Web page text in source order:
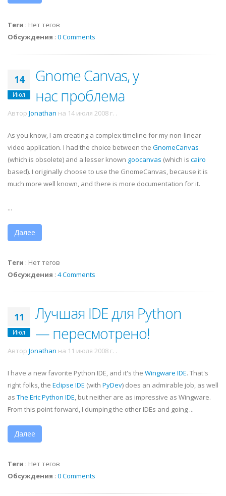
Теги : Нет тегов
Обсуждения : 0 Comments
14
Июл
Gnome Canvas, у
нас проблема
Автор Jonathan на 14 июля 2008 г. .
As you know, I am creating a complex timeline for my non-linear
video application. I had the choice between the GnomeCanvas
(which is obsolete) and a lesser known goocanvas (which is cairo
based). I originally choose to use the GnomeCanvas, because it is
much more well known, and there is more documentation for it.
...
Далее
Теги : Нет тегов
Обсуждения : 4 Comments
11
Июл
Лучшая IDE для Python
— пересмотрено!
Автор Jonathan на 11 июля 2008 г. .
I have a new favorite Python IDE, and it's the Wingware IDE. That's
right folks, the Eclipse IDE (with PyDev) does an admirable job, as well
as The Eric Python IDE, but neither are as impressive as Wingware.
From this point forward, I dumping the other IDEs and going ...
Далее
Теги : Нет тегов
Обсуждения : 0 Comments